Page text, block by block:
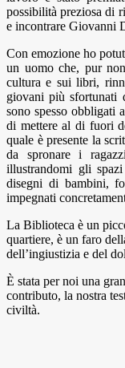
possibilità preziosa di
e incontrare Giovanni
Con emozione ho
un uomo che, pur
cultura e sui libri,
giovani più sfortunati
sono spesso obbligati
di mettere al di fuori
quale è presente la
da spronare i
illustrandomi gli
disegni di bambini,
impegnati
La Biblioteca è un
quartiere, è un faro
dell’ingiustizia e del
È stata per noi una
contributo, la nostra
civiltà.